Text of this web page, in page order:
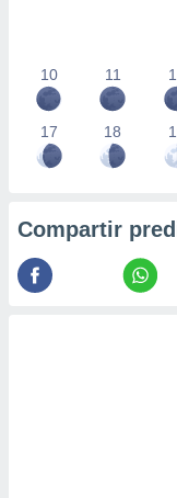
10 11
17 18
Compartir